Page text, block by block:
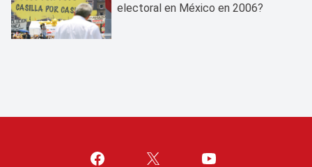
electoral en México en 2006?